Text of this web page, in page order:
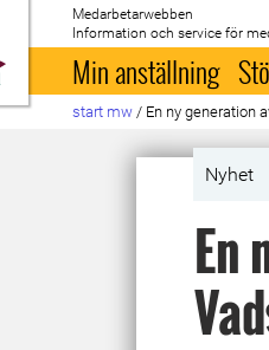
Till startsida
Medarbetarwebben
Information och service för
Min anställning
start mw / En ny generation
Nyhet
En